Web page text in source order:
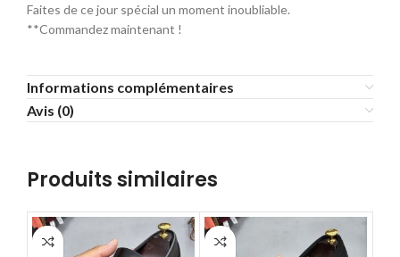
Faites de ce jour spécial un moment inoubliable.
**Commandez maintenant !
Informations complémentaires
Avis (0)
Produits similaires